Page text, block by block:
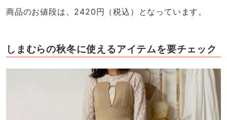
商品のお値段は、2420円（税込）となっています。
しまむらの秋冬に使えるアイテムを要チェック